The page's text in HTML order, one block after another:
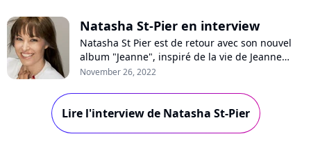
Natasha St-Pier en interview
Natasha St Pier est de retour avec son nouvel
album "Jeanne", inspiré de la vie de Jeanne
d'Arc et des écrits de Thérèse de Lisieurs. En
ces figures féministes, l'étiquette de chanteuse
spirituelle ou encore sa tournée des églises.
November 26, 2022
Lire l'interview de Natasha St-Pier